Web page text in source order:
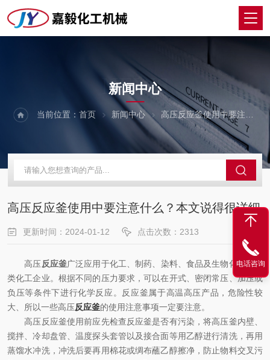
NEWS
新闻中心
当前位置：首页 新闻中心 高压反应釜使用中要注意什么？本文说得很详细
高压反应釜使用中要注意什么？本文说得很详细
更新时间：2024-01-12 点击次数：2313
高压反应釜广泛应用于化工、制药、染料、食品及生物化工等各
类化工企业。根据不同的压力要求，可以在开式、密闭常压、加压或
负压等条件下进行化学反应。反应釜属于高温高压产品，危险性较
大、所以一些高压反应釜的使用注意事项一定要注意。
高压反应釜使用前应先检查反应釜是否有污染，将高压釜内壁、
搅拌、冷却盘管、温度探头套管以及接合面等用乙醇进行清洗，再用
蒸馏水冲洗，冲洗后要再用棉花或绸布蘸乙醇擦净，防止物料交叉污
电话咨询